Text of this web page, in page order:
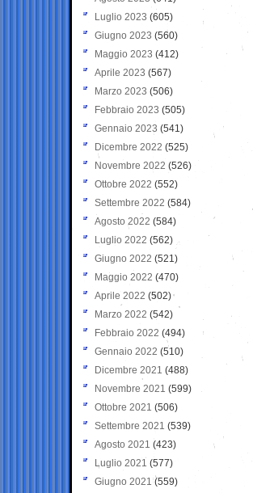
Luglio 2023 (605)
Giugno 2023 (560)
Maggio 2023 (412)
Aprile 2023 (567)
Marzo 2023 (506)
Febbraio 2023 (505)
Gennaio 2023 (541)
Dicembre 2022 (525)
Novembre 2022 (526)
Ottobre 2022 (552)
Settembre 2022 (584)
Agosto 2022 (584)
Luglio 2022 (562)
Giugno 2022 (521)
Maggio 2022 (470)
Aprile 2022 (502)
Marzo 2022 (542)
Febbraio 2022 (494)
Gennaio 2022 (510)
Dicembre 2021 (488)
Novembre 2021 (599)
Ottobre 2021 (506)
Settembre 2021 (539)
Agosto 2021 (423)
Luglio 2021 (577)
Giugno 2021(559)